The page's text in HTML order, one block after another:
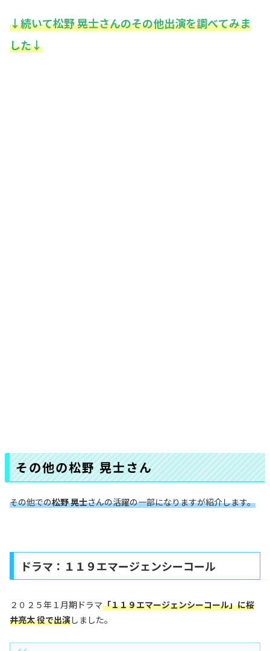
↓続いて松野 晃士さんのその他出演を調べてみま
した↓
その他の松野 晃士さん
その他での松野 晃士さんの活躍の一部になりますが紹介します。
ドラマ：１１９エマージェンシーコール
２０２５年１月期ドラマ「１１９エマージェンシーコール」に桜
井亮太 役で出演しました。